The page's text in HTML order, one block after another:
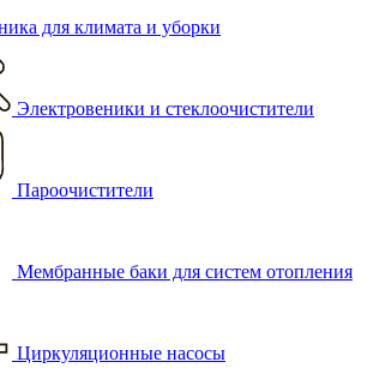
для климата и уборки
Электровеники и стеклоочистители
Пароочистители
Мембранные баки для систем отопления
Циркуляционные насосы